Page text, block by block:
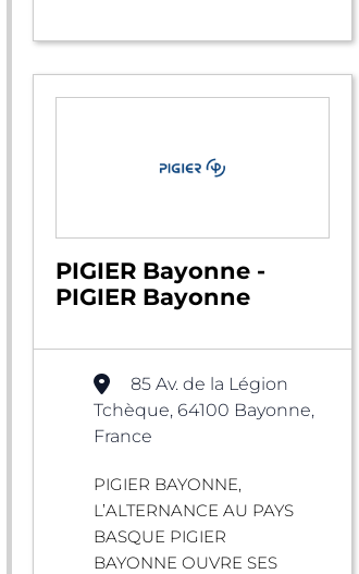
PIGIER Bayonne -
PIGIER Bayonne
85 Av. de la Légion
Tchèque, 64100 Bayonne,
France
PIGIER BAYONNE,
L’ALTERNANCE AU PAYS
BASQUE PIGIER
BAYONNE OUVRE SES